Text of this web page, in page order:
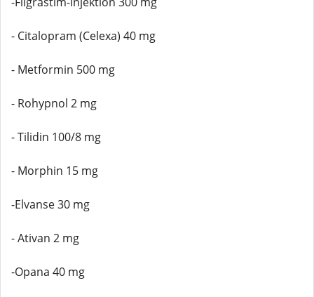
- Citalopram (Celexa) 40 mg
- Metformin 500 mg
- Rohypnol 2 mg
- Tilidin 100/8 mg
- Morphin 15 mg
-Elvanse 30 mg
- Ativan 2 mg
-Opana 40 mg